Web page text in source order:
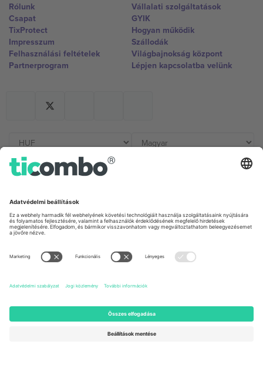
Rólunk
Csapat
TixProtect
Impresszum
Felhasználási feltételek
Partnerprogram
Vállalati szolgáltatások
GYIK
Hogyan működik
Szállodák
Világbajnokság központ
Lépjen kapcsolatba velünk
Germany
Unter den Linden 24, 10117
Berlin, Germany
United Kingdom
167 City Road, London, Greater
Newark, Delaware 19713, United
States
Engelberg, Switzerland